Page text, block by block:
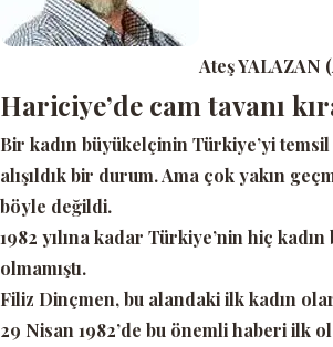
Ateş YALAZAN
Hariciye’de cam tavanı
Bir kadın büyükelçinin Türkiye’yi
alışıldık bir durum. Ama çok yakın
böyle değildi.
1982 yılına kadar Türkiye’nin hiç
olmamıştı.
Filiz Dinçmen, bu alandaki ilk kadın
29 Nisan 1982’de bu önemli haberi ilk